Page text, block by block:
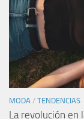
MODA / TENDENCIAS
La revolución en